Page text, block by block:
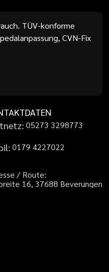
TÜV-konforme
CVN-Fix
05273 3298773
01 79 4227022
sse / Route:
reite 16, 37688 Beverungen